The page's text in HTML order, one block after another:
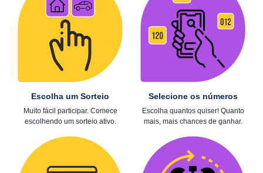
Escolha um Sorteio
Muito fácil participar. Comece
escolhendo um sorteio ativo.
Selecione os números
Escolha quantos quiser! Quanto
mais, mais chances de ganhar.